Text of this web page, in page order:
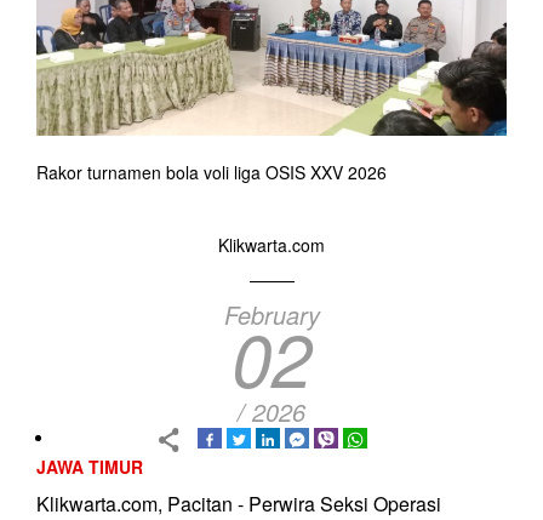
Rakor turnamen bola voli liga OSIS XXV 2026
Klikwarta.com
February
02
/ 2026
JAWA TIMUR
Klikwarta.com, Pacitan - Perwira Seksi Operasi